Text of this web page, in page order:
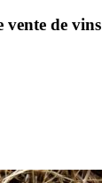
vente de vins